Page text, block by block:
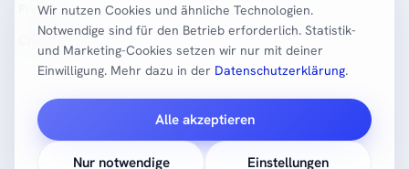
Presse
Changelog
© 2026 SalesFrank. Alle Rechte vorbehalten.
ImpressumDatenschutz Terms (EN)AVVDSB-Antworten
Wir nutzen Cookies und ähnliche Technologien.
Notwendige sind für den Betrieb erforderlich. Statistik-
und Marketing-Cookies setzen wir nur mit deiner
Einwilligung. Mehr dazu in der Datenschutzerklärung.
Alle akzeptieren
Nur notwendige Einstellungen